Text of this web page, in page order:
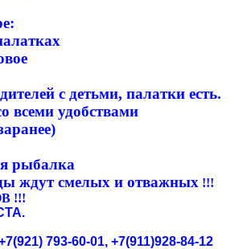
с детьми, палатки есть.
всеми удобствами
рыбалка
ждут смелых и отважных !!!
!!!
793-60-01, +7(911)928-84-12